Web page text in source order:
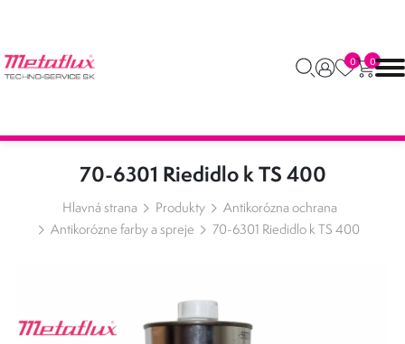
0 0
70-6301 Riedidlo k TS 400
Hlavná strana Produkty
Antikorózna ochrana
Antikorózne farby a spreje
70-6301 Riedidlo k TS 400